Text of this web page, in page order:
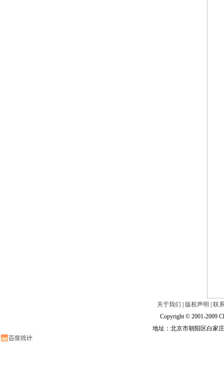
关于我们 版权声明
联
Copyright © 2001-2009
地址：北京市朝阳区白家